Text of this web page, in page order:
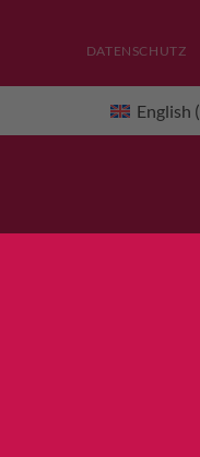
DATENSCHUTZ
English (